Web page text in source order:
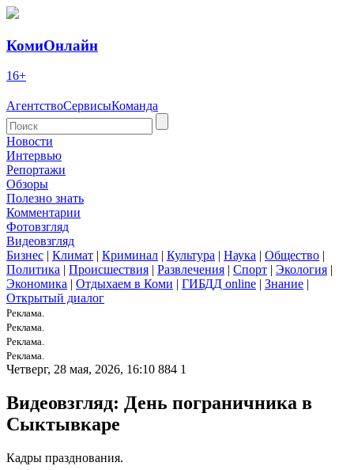
КомиОнлайн
16+
АгентствоСервисыКоманда
Новости
Интервью
Репортажи
Обзоры
Полезно знать
Комментарии
Фотовзгляд
Видеовзгляд
Бизнес | Климат | Криминал | Культура | Наука | Общество |
Политика | Происшествия | Развлечения | Спорт | Экология |
Экономика | Отдыхаем в Коми | ГИБДД online | Знание |
Открытый диалог
Реклама.
Реклама.
Реклама.
Реклама.
Четверг, 28 мая, 2026, 16:10 884 1
Видеовзгляд: День пограничника в
Сыктывкаре
Кадры празднования.